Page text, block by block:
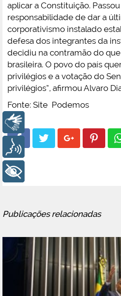
aplicar a Constituição.
responsabilidade de dar a
corporativismo instalado
defesa dos integrantes da
decidiu na contramão do
brasileira. O povo do país
privilégios e a votação do
privilégios”, afirmou Alvaro
Fonte: Site Podemos
Publicações relacionadas
Voz